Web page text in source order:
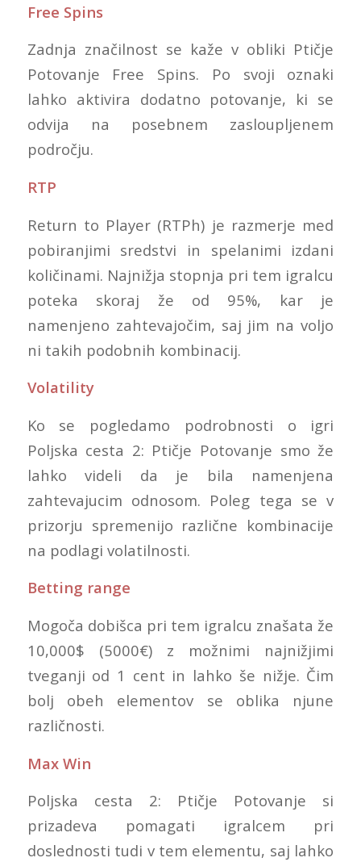
Free Spins
Zadnja značilnost se kaže v obliki Ptičje
Potovanje Free Spins. Po svoji oznaki
lahko aktivira dodatno potovanje, ki se
odvija na posebnem zasloupljenem
področju.
RTP
Return to Player (RTPh) je razmerje med
pobiranjimi sredstvi in spelanimi izdani
količinami. Najnižja stopnja pri tem igralcu
poteka skoraj že od 95%, kar je
namenjeno zahtevajočim, saj jim na voljo
ni takih podobnih kombinacij.
Volatility
Ko se pogledamo podrobnosti o igri
Poljska cesta 2: Ptičje Potovanje smo že
lahko videli da je bila namenjena
zahtevajucim odnosom. Poleg tega se v
prizorju spremenijo različne kombinacije
na podlagi volatilnosti.
Betting range
Mogoča dobišca pri tem igralcu znašata že
10,000$ (5000€) z možnimi najnižjimi
tveganji od 1 cent in lahko še nižje. Čim
bolj obeh elementov se oblika njune
različnosti.
Max Win
Poljska cesta 2: Ptičje Potovanje si
prizadeva pomagati igralcem pri
doslednosti tudi v tem elementu, saj lahko